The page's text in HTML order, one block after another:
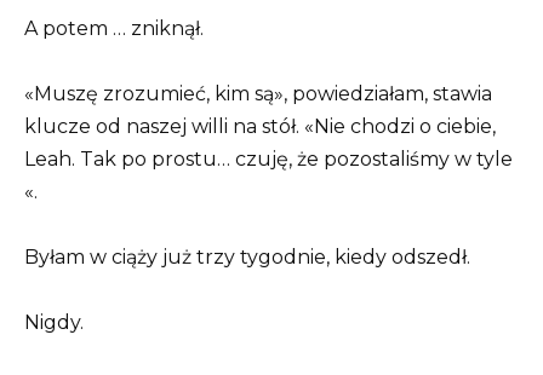
A potem … zniknął.
«Muszę zrozumieć, kim są», powiedziałam, stawia
klucze od naszej willi na stół. «Nie chodzi o ciebie,
Leah. Tak po prostu… czuję, że pozostaliśmy w tyle
«.
Byłam w ciąży już trzy tygodnie, kiedy odszedł.
Nigdy.